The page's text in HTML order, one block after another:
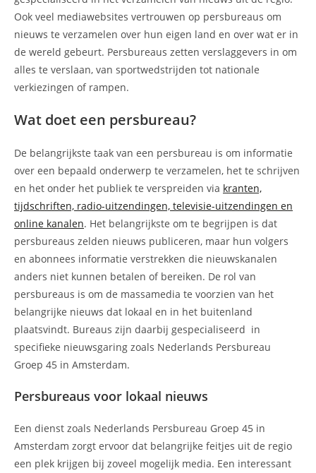
Ook veel mediawebsites vertrouwen op persbureaus om
nieuws te verzamelen over hun eigen land en over wat er in
de wereld gebeurt. Persbureaus zetten verslaggevers in om
alles te verslaan, van sportwedstrijden tot nationale
verkiezingen of rampen.
Wat doet een persbureau?
De belangrijkste taak van een persbureau is om informatie
over een bepaald onderwerp te verzamelen, het te schrijven
en het onder het publiek te verspreiden via kranten,
tijdschriften, radio-uitzendingen, televisie-uitzendingen en
online kanalen. Het belangrijkste om te begrijpen is dat
persbureaus zelden nieuws publiceren, maar hun volgers
en abonnees informatie verstrekken die nieuwskanalen
anders niet kunnen betalen of bereiken. De rol van
persbureaus is om de massamedia te voorzien van het
belangrijke nieuws dat lokaal en in het buitenland
plaatsvindt. Bureaus zijn daarbij gespecialiseerd in
specifieke nieuwsgaring zoals Nederlands Persbureau
Groep 45 in Amsterdam.
Persbureaus voor lokaal nieuws
Een dienst zoals Nederlands Persbureau Groep 45 in
Amsterdam zorgt ervoor dat belangrijke feitjes uit de regio
een plek krijgen bij zoveel mogelijk media. Een interessant